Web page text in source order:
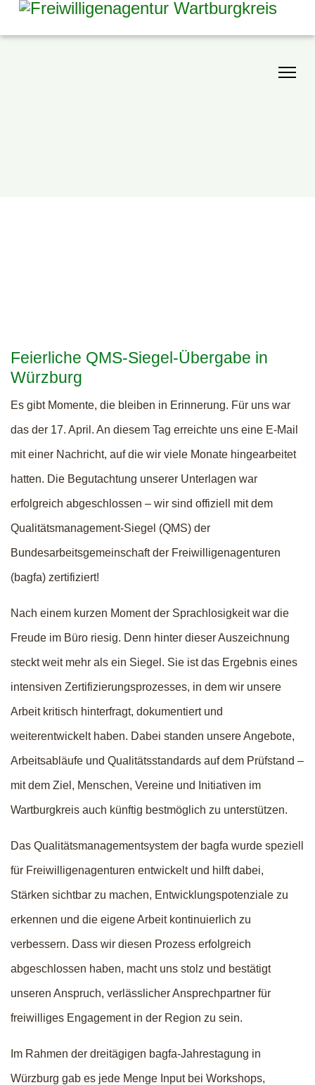
Feierliche QMS-Siegel-Übergabe in
Würzburg
Es gibt Momente, die bleiben in Erinnerung. Für uns war
das der 17. April. An diesem Tag erreichte uns eine E-Mail
mit einer Nachricht, auf die wir viele Monate hingearbeitet
hatten. Die Begutachtung unserer Unterlagen war
erfolgreich abgeschlossen – wir sind offiziell mit dem
Qualitätsmanagement-Siegel (QMS) der
Bundesarbeitsgemeinschaft der Freiwilligenagenturen
(bagfa) zertifiziert!
Nach einem kurzen Moment der Sprachlosigkeit war die
Freude im Büro riesig. Denn hinter dieser Auszeichnung
steckt weit mehr als ein Siegel. Sie ist das Ergebnis eines
intensiven Zertifizierungsprozesses, in dem wir unsere
Arbeit kritisch hinterfragt, dokumentiert und
weiterentwickelt haben. Dabei standen unsere Angebote,
Arbeitsabläufe und Qualitätsstandards auf dem Prüfstand –
mit dem Ziel, Menschen, Vereine und Initiativen im
Wartburgkreis auch künftig bestmöglich zu unterstützen.
Das Qualitätsmanagementsystem der bagfa wurde speziell
für Freiwilligenagenturen entwickelt und hilft dabei,
Stärken sichtbar zu machen, Entwicklungspotenziale zu
erkennen und die eigene Arbeit kontinuierlich zu
verbessern. Dass wir diesen Prozess erfolgreich
abgeschlossen haben, macht uns stolz und bestätigt
unseren Anspruch, verlässlicher Ansprechpartner für
freiwilliges Engagement in der Region zu sein.
Im Rahmen der dreitägigen bagfa-Jahrestagung in
Würzburg gab es jede Menge Input bei Workshops,